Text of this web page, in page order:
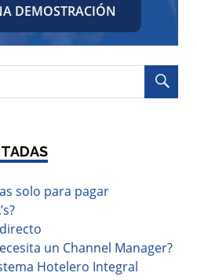
DEMOSTRACIÓN
solo para pagar
un Channel Manager?
Hotelero Integral